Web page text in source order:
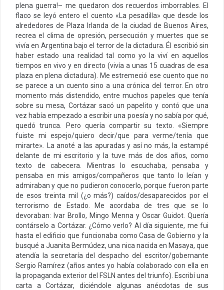
plena guerra!– me quedaron dos recuerdos imborrables. El
flaco se leyó entero el cuento «La pesadilla» que desde los
alrededores de Plaza Irlanda de la ciudad de Buenos Aires,
recrea el clima de opresión, persecución y muertes que se
vivía en Argentina bajo el terror de la dictadura. Él escribió sin
haber estado una realidad tal como yo la viví en aquellos
tiempos en vivo y en directo (vivía a unas 15 cuadras de esa
plaza en plena dictadura). Me estremeció ese cuento que no
se parece a un cuento sino a una crónica del terror. En otro
momento más distendido, entre muchos papeles que tenía
sobre su mesa, Cortázar sacó un papelito y contó que una
vez había empezado a escribir una poesía y no sabía por qué,
quedó trunca. Pero quería compartir su texto. «Siempre
fuiste mi espejo/quiero decir/que para verme/tenía que
mirarte»
La anoté a las apuradas y así no más, la estampé
delante de mi escritorio y la tuve más de dos años, como
texto de cabecera. Mientras lo escuchaba, pensaba y
pensaba en mis amigos/compañeros que tanto lo leían y
admiraban y que no pudieron conocerlo, porque fueron parte
de esos treinta mil (¿o más?) caídos/desaparecidos por el
terrorismo de Estado. Me acordaba de tres que se lo
devoraban: Ivar Brollo, Mingo Menna y Oscar Guidot. Quería
contárselo a Cortázar. ¿Cómo verlo? Al día siguiente, me fui
hasta el edificio que funcionaba como Casa de Gobierno y la
busqué a Juanita Bermúdez, una nica nacida en Masaya, que
atendía la secretaría del despacho del escritor/gobernante
Sergio Ramírez (años antes yo había colaborado con ella en
la propaganda exterior del FSLN antes del triunfo). Escribí una
carta a Cortázar, diciéndole algunas anécdotas de sus